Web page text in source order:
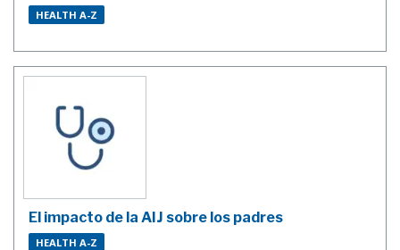
HEALTH A-Z
El impacto de la AIJ sobre los padres
HEALTH A-Z